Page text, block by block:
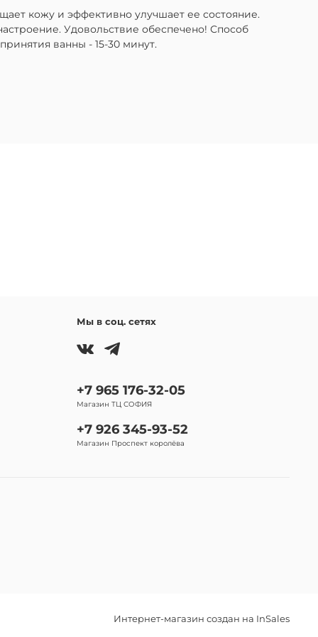
кожу и эффективно улучшает ее состояние.
Удовольствие обеспечено! Способ
ванны - 15-30 минут.
Мы в соц. сетях
+7 965 176-32-05
Магазин ТЦ СОФИЯ
+7 926 345-93-52
Магазин Проспект королёва
Интернет-магазин создан на InSales